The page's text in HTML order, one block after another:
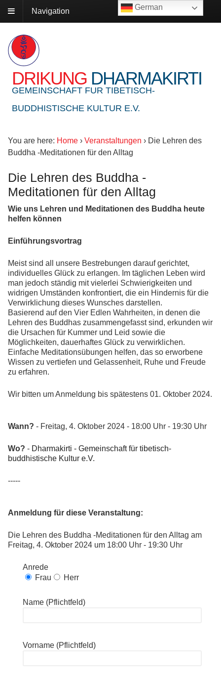
Navigation
DRIKUNG DHARMAKIRTI
GEMEINSCHAFT FUR TIBETISCH-
BUDDHISTISCHE KULTUR E.V.
You are here: Home › Veranstaltungen › Die Lehren des
Buddha -Meditationen für den Alltag
Die Lehren des Buddha -
Meditationen für den Alltag
Wie uns Lehren und Meditationen des Buddha heute
helfen können
Einführungsvortrag
Meist sind all unsere Bestrebungen darauf gerichtet,
individuelles Glück zu erlangen. Im täglichen Leben wird
man jedoch ständig mit vielerlei Schwierigkeiten und
widrigen Umständen konfrontiert, die ein Hindernis für die
Verwirklichung dieses Wunsches darstellen.
Basierend auf den Vier Edlen Wahrheiten, in denen die
Lehren des Buddhas zusammengefasst sind, erkunden wir
die Ursachen für Kummer und Leid sowie die
Möglichkeiten, dauerhaftes Glück zu verwirklichen.
Einfache Meditationsübungen helfen, das so erworbene
Wissen zu vertiefen und Gelassenheit, Ruhe und Freude
zu erfahren.
Wir bitten um Anmeldung bis spätestens 01. Oktober 2024.
Wann? - Freitag, 4. Oktober 2024 - 18:00 Uhr - 19:30 Uhr
Wo? - Dharmakirti - Gemeinschaft für tibetisch-
buddhistische Kultur e.V.
-----
Anmeldung für diese Veranstaltung:
Die Lehren des Buddha -Meditationen für den Alltag am
Freitag, 4. Oktober 2024 um 18:00 Uhr - 19:30 Uhr
Anrede
Frau
Herr
Name (Pflichtfeld)
Vorname (Pflichtfeld)
German